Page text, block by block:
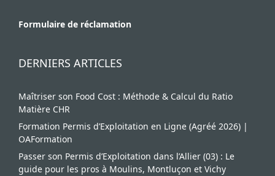
Formulaire de réclamation
DERNIERS ARTICLES
Maîtriser son Food Cost : Méthode & Calcul du Ratio
Matière CHR
Formation Permis d’Exploitation en Ligne (Agréé 2026) |
OAFormation
Passer son Permis d’Exploitation dans l’Allier (03) : Le
guide pour les pros à Moulins, Montluçon et Vichy